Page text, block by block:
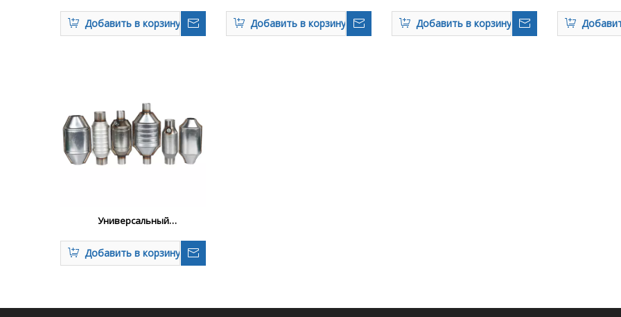
Добавить в корзину
грузовиков
Добавить в корзину Добавить в корзину
Универсальный
выхлопных систем
Добавить в корзину